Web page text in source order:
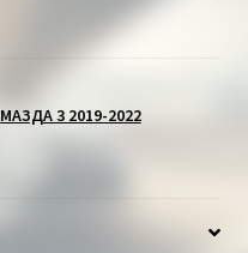
МАЗДА 3 2019-2022